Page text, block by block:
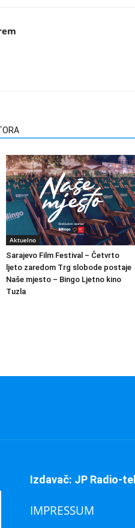
Aktuelno
Sarajevo Film Festival – Četvrto
ljeto zaredom Trg slobode postaje
Naše mjesto – Bingo Ljetno kino
Tuzla
Izdavač: JP Radio-
IMPRESSUM